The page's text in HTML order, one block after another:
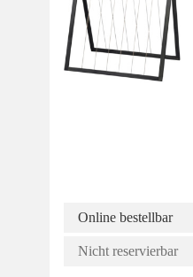
Online bestellbar
Nicht reservierbar